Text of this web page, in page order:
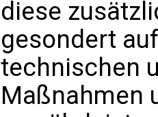
diese
gesondert
technischen
Maßnahmen